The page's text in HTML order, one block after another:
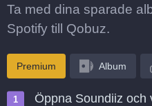
Ta med dina sparade
Spotify till Qobuz.
Premium Album
Öppna Soundiiz och